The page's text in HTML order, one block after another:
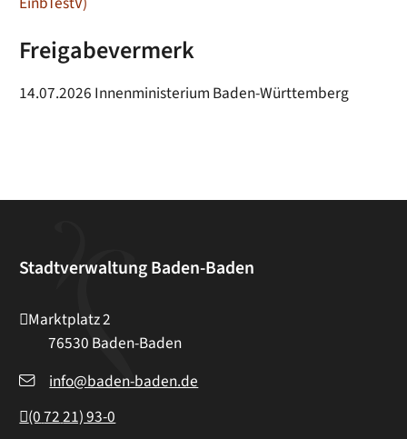
Freigabevermerk
14.07.2026 Innenministerium Baden-Württemberg
Stadtverwaltung Baden-Baden
Marktplatz 2
76530 Baden-Baden
info@baden-baden.de
(07221) 93-0